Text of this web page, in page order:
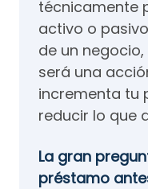
técnicamente
activo o
de un
será una
incrementa tu
reducir lo que
La gran
préstamo